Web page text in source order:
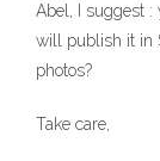
Abel, I suggest :
will publish it in
photos?
Take care,